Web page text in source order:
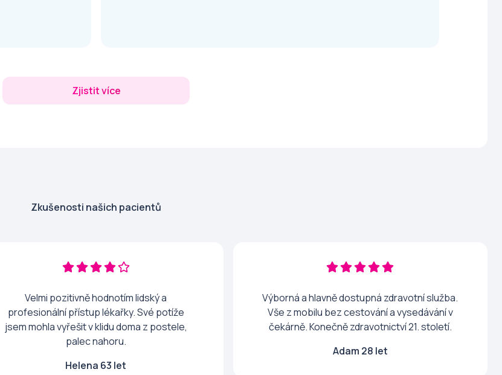
Zjistit více
Zkušenosti našich pacientů
Velmi pozitivně hodnotím lidský a
profesionální přístup lékařky. Své potíže
jsem mohla vyřešit v klidu doma z postele,
palec nahoru.
Helena 63 let
Výborná a hlavně dostupná zdravotní služba.
Vše z mobilu bez cestování a vysedávání v
čekárně. Konečně zdravotnictví 21. století.
Adam 28 let